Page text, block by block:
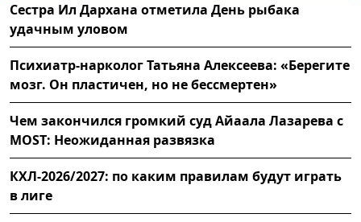
Сестра Ил Дархана отметила День рыбака
удачным уловом
Психиатр-нарколог Татьяна Алексеева: «Берегите
мозг. Он пластичен, но не бессмертен»
Чем закончился громкий суд Айаала Лазарева с
MOST: Неожиданная развязка
КХЛ-2026/2027: по каким правилам будут играть
в лиге